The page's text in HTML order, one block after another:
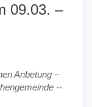
09.03. –
Anbetung –
--